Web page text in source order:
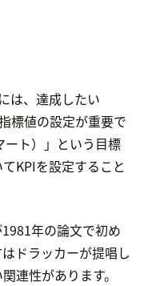
は、達成したい
標値の設定が重要で
ート）」という目標
KPIを設定すること
年の論文で初め
ドラッカーが提唱し
連性があります。